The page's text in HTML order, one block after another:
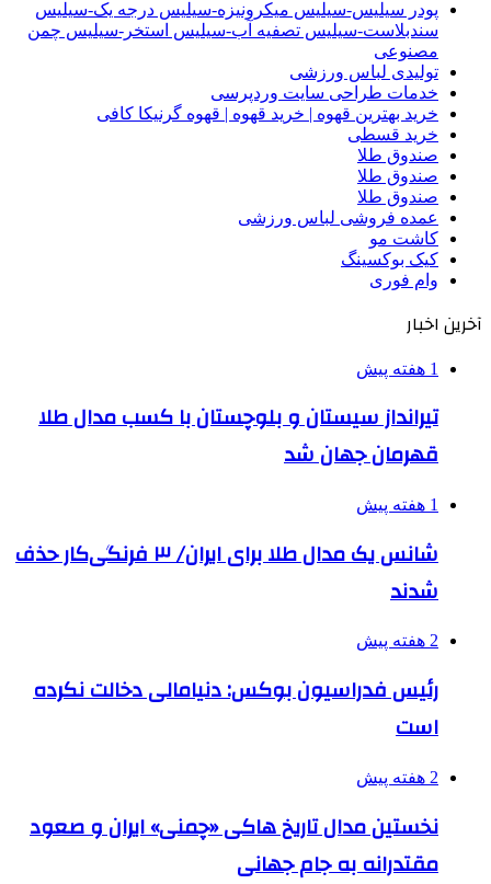
پودر سیلیس-سیلیس میکرونیزه-سیلیس درجه یک-سیلیس
سندبلاست-سیلیس تصفیه آب-سیلیس استخر-سیلیس چمن
مصنوعی
تولیدی لباس ورزشی
خدمات طراحی سایت وردپرسی
خرید بهترین قهوه | خرید قهوه | قهوه گرنیکا کافی
خرید قسطی
صندوق طلا
صندوق طلا
صندوق طلا
عمده فروشی لباس ورزشی
کاشت مو
کیک بوکسینگ
وام فوری
آخرین اخبار
1 هفته پیش
تیرانداز سیستان و بلوچستان با کسب مدال طلا
قهرمان جهان شد
1 هفته پیش
شانس یک مدال طلا برای ایران/ ۳ فرنگی‌کار حذف
شدند
2 هفته پیش
رئیس فدراسیون بوکس: دنیامالی دخالت نکرده
است
2 هفته پیش
نخستین مدال تاریخ هاکی «چمنی» ایران و صعود
مقتدرانه به جام جهانی